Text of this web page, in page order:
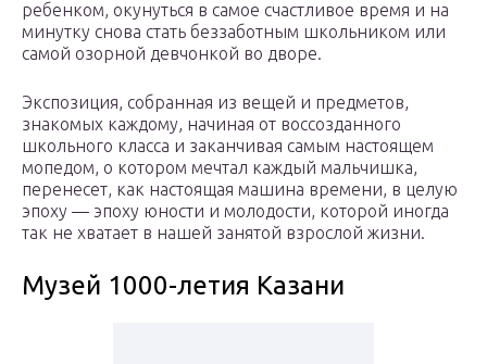
ребенком, окунуться в самое счастливое время и на
минутку снова стать беззаботным школьником или
самой озорной девчонкой во дворе.
Экспозиция, собранная из вещей и предметов,
знакомых каждому, начиная от воссозданного
школьного класса и заканчивая самым настоящем
мопедом, о котором мечтал каждый мальчишка,
перенесет, как настоящая машина времени, в целую
эпоху — эпоху юности и молодости, которой иногда
так не хватает в нашей занятой взрослой жизни.
Музей 1000-летия Казани